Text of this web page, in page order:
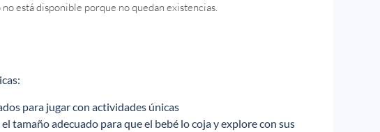
está disponible porque no quedan existencias.
para jugar con actividades únicas
tamaño adecuado para que el bebé lo coja y explore con sus